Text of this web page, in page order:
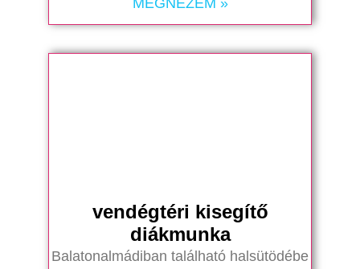
MEGNÉZEM »
vendégtéri kisegítő
diákmunka
Balatonalmádiban található halsütödébe